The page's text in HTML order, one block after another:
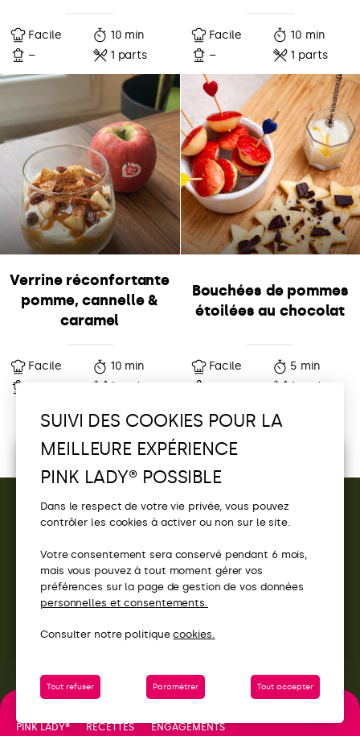
Facile
10 min
–
1 parts
Facile
10 min
–
1 parts
Verrine réconfortante
pomme, cannelle &
caramel
Facile
10 min
1 parts
Bouchées de pommes
étoilées au chocolat
Facile
5 min
1 parts
1 2 3 4 5
CONTACT
ACCÈS
SITES PINK LADY®
Écoutez la sélection Pink Lady®
Découvrez vos playlists Pink Lady® et
Pink Party
SUIVI DES COOKIES POUR LA
MEILLEURE EXPÉRIENCE
PINK LADY® POSSIBLE
Dans le respect de votre vie privée, vous pouvez
contrôler les cookies à activer ou non sur le site.
Votre consentement sera conservé pendant 6 mois,
mais vous pouvez à tout moment gérer vos
préférences sur la page de gestion de vos données
personnelles et consentements.
Consulter notre politiquecookies.
Tout refuser Paramétrer Tout accepter
PINK LADY® RECETTES ENGAGEMENTS